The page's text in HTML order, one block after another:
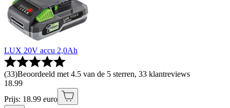
LUX 20V accu 2,0Ah
(33)Beoordeeld met 4.5 van de 5 sterren, 33 klantreviews
18.99
Prijs: 18.99 euro